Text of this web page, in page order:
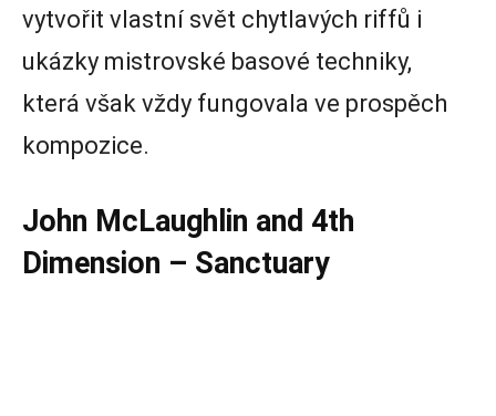
vytvořit vlastní svět chytlavých riffů i
ukázky mistrovské basové techniky,
která však vždy fungovala ve prospěch
kompozice.
John McLaughlin and 4th
Dimension – Sanctuary